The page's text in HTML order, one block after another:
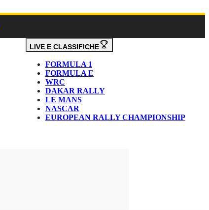
LIVE E CLASSIFICHE
FORMULA 1
FORMULA E
WRC
DAKAR RALLY
LE MANS
NASCAR
EUROPEAN RALLY CHAMPIONSHIP